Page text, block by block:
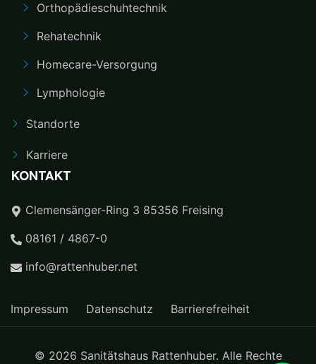
Orthopädieschuhtechnik
Rehatechnik
Homecare-Versorgung
Lymphologie
Standorte
Karriere
KONTAKT
Clemensänger-Ring 3 85356 Freising
08161 / 4867-0
info@rattenhuber.net
Impressum Datenschutz Barrierefreiheit
© 2026 Sanitätshaus Rattenhuber. Alle Rechte